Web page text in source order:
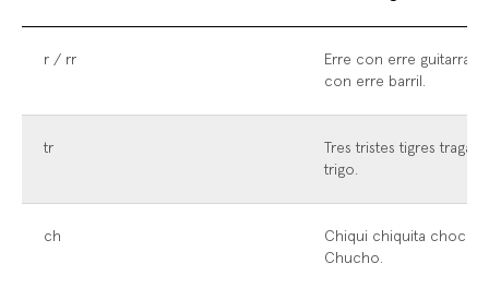
r / rr
Erre con erre guitarra,
con erre barril.
tr
Tres tristes tigres tragan
trigo.
ch
Chiqui chiquita choca
Chucho.